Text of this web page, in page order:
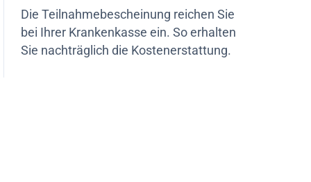
Die Teilnahmebescheinung reichen Sie
bei Ihrer Krankenkasse ein. So erhalten
Sie nachträglich die Kostenerstattung.